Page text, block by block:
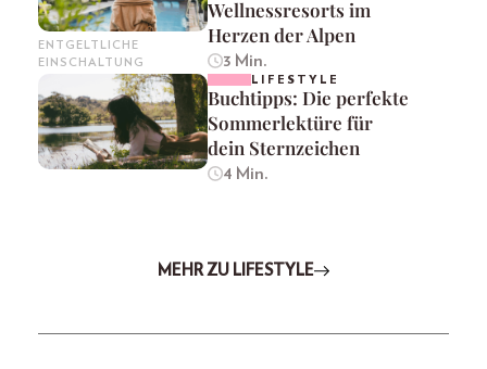
ENTGELTLICHE
EINSCHALTUNG
Wellnessresorts im
Herzen der Alpen
3 Min.
LIFESTYLE
Buchtipps: Die perfekte
Sommerlektüre für
dein Sternzeichen
4 Min.
MEHR ZU LIFESTYLE